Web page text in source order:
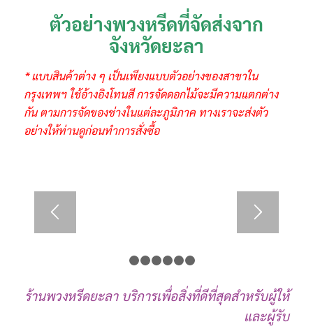
ตัวอย่างพวงหรีดที่จัดส่งจาก
จังหวัดยะลา
* แบบสินค้าต่าง ๆ เป็นเพียงแบบตัวอย่างของสาขาใน
กรุงเทพฯ ใช้อ้างอิงโทนสี การจัดดอกไม้จะมีความแตกต่าง
กัน ตามการจัดของช่างในแต่ละภูมิภาค ทางเราจะส่งตัว
อย่างให้ท่านดูก่อนทำการสั่งซื้อ
1
ร้านพวงหรีดยะลา บริการเพื่อสิ่งที่ดีที่สุดสำหรับผู้ให้
และผู้รับ